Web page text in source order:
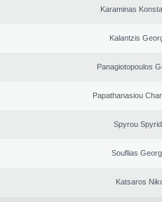
Karaminas
Kalantzis
Panagiotopoulos
Papathanasiou
Spyrou
Souflias
Katsaros